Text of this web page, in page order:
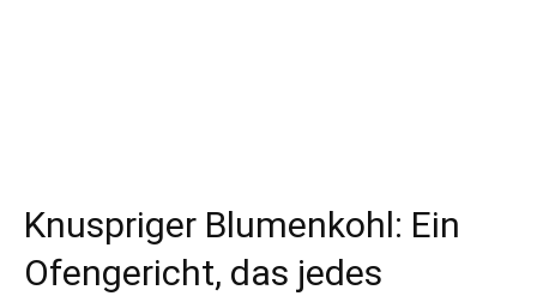
Knuspriger Blumenkohl: Ein
Ofengericht, das jedes